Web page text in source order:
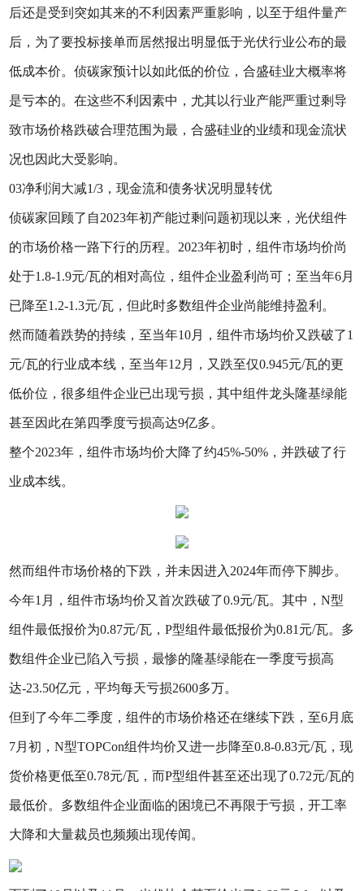
后还是受到突如其来的不利因素严重影响，以至于组件量产
后，为了要投标接单而居然报出明显低于光伏行业公布的最
低成本价。侦碳家预计以如此低的价位，合盛硅业大概率将
是亏本的。在这些不利因素中，尤其以行业产能严重过剩导
致市场价格跌破合理范围为最，合盛硅业的业绩和现金流状
况也因此大受影响。
03净利润大减1/3，现金流和债务状况明显转优
侦碳家回顾了自2023年初产能过剩问题初现以来，光伏组件
的市场价格一路下行的历程。2023年初时，组件市场均价尚
处于1.8-1.9元/瓦的相对高位，组件企业盈利尚可；至当年6月
已降至1.2-1.3元/瓦，但此时多数组件企业尚能维持盈利。
然而随着跌势的持续，至当年10月，组件市场均价又跌破了1
元/瓦的行业成本线，至当年12月，又跌至仅0.945元/瓦的更
低价位，很多组件企业已出现亏损，其中组件龙头隆基绿能
甚至因此在第四季度亏损高达9亿多。
整个2023年，组件市场均价大降了约45%-50%，并跌破了行
业成本线。
然而组件市场价格的下跌，并未因进入2024年而停下脚步。
今年1月，组件市场均价又首次跌破了0.9元/瓦。其中，N型
组件最低报价为0.87元/瓦，P型组件最低报价为0.81元/瓦。多
数组件企业已陷入亏损，最惨的隆基绿能在一季度亏损高
达-23.50亿元，平均每天亏损2600多万。
但到了今年二季度，组件的市场价格还在继续下跌，至6月底
7月初，N型TOPCon组件均价又进一步降至0.8-0.83元/瓦，现
货价格更低至0.78元/瓦，而P型组件甚至还出现了0.72元/瓦的
最低价。多数组件企业面临的困境已不再限于亏损，开工率
大降和大量裁员也频频出现传闻。